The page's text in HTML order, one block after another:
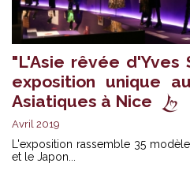
"L'Asie rêvée d'Yves
exposition unique
Asiatiques à Nice
Avril 2019
L'exposition rassemble 35
et le Japon...